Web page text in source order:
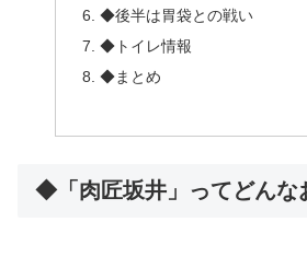
◆後半は胃袋との戦い
◆トイレ情報
◆まとめ
◆「肉匠坂井」ってどんな